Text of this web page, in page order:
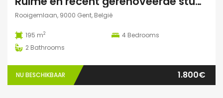
Rooigemlaan, 9000 Gent, België
195 m2 4 Bedrooms
2 Bathrooms
NU BESCHIKBAAR 1.800€